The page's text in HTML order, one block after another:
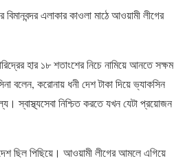
বিমানবন্দর এলাকার কাওলা মাঠে আওয়ামী লীগের
হার ১৮ শতাংশের নিচে নামিয়ে আনতে সক্ষম
বলেন, করোনায় ধনী দেশ টাকা দিয়ে ভ্যাকসিন
স্বাস্থ্যসেবা নিশ্চিত করতে যখন যেটা প্রয়োজন
ছিল পিছিয়ে। আওয়ামী লীগের আমলে এগিয়ে